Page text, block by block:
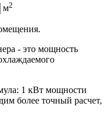
м2
- это мощность
1 кВт мощности
более точный расчет,